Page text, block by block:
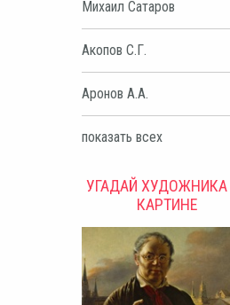
Михаил Сатаров
Акопов С.Г.
Аронов А.А.
показать всех
УГАДАЙ ХУДОЖНИКА
КАРТИНЕ